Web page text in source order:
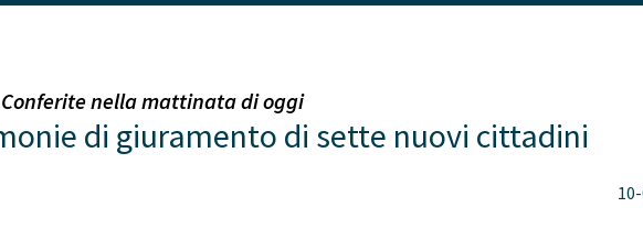
- Conferite nella mattinata di oggi
di giuramento di sette nuovi cittadini